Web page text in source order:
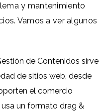
y mantenimiento
Vamos a ver algunos
de Contenidos sirve
de sitios web, desde
el comercio
un formato drag &